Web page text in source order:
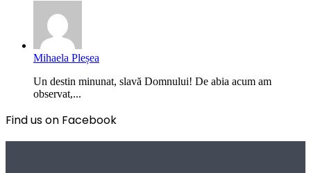
Mihaela Pleșea
Un destin minunat, slavă Domnului! De abia acum am
observat,...
Find us on Facebook